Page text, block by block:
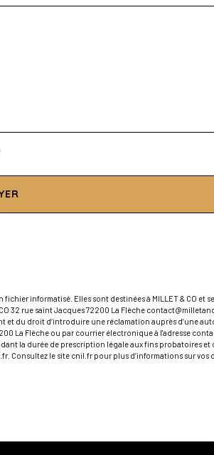
informatisé. Elles sont destinées à MILLET & CO et
32 rue saint Jacques 72200 La Flèche
du droit d’introduire une réclamation auprès d’une
La Flèche ou par courrier électronique à l'adresse
la durée de prescription légale aux fins probatoires et
. Consultez le site cnil.fr pour plus d’informations sur vos